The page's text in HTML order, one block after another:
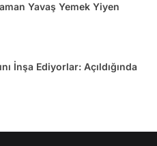
Yavaş Yemek Yiyen
İnşa Ediyorlar: Açıldığında